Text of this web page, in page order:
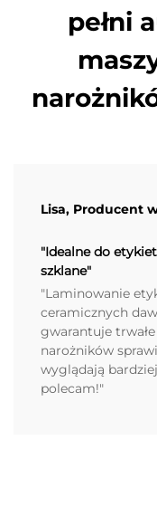
pełni
Lisa, Producent
"Idealne do
szklane"
"Laminowanie
ceramicznych
gwarantuje trwałe
narożników
wyglądają
polecam!"